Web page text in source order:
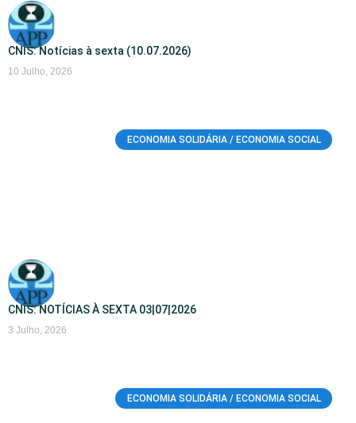
CNIS: Notícias à sexta (10.07.2026)
10 Julho, 2026
ECONOMIA SOLIDÁRIA / ECONOMIA SOCIAL
CNIS: NOTÍCIAS À SEXTA 03|07|2026
3 Julho, 2026
ECONOMIA SOLIDÁRIA / ECONOMIA SOCIAL